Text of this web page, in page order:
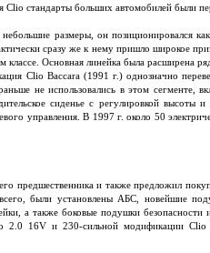
Clio стандарты больших автомобилей были
размеры, он позиционировался
сразу же к нему пришло широкое
Основная линейка была расширена
Clio Baccara (1991 г.) однозначно
не использовались в этом сегменте,
сиденье с регулировкой высоты
управления. В 1997 г. около 50
предшественника и также предложил
были установлены АБС, новейшие
а также боковые подушки безопасности
2.0 16V и 230-сильной модификации